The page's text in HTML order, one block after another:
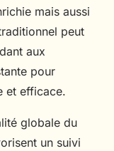
mais aussi
peut
aux
pour
et efficace.
globale du
un suivi